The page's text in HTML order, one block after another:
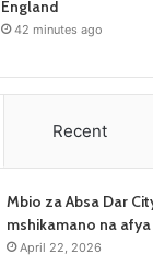
England
42 minutes ago
Recent
Mbio za Absa Dar
mshikamano na
April 22, 2026